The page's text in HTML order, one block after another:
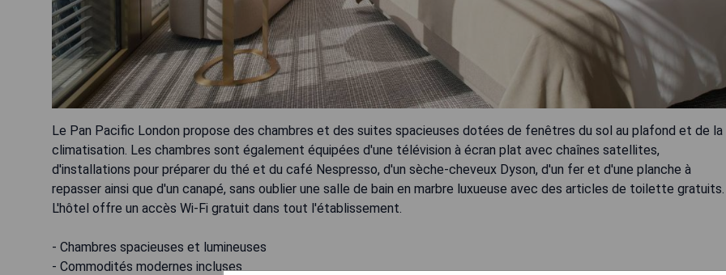
Le Pan Pacific London propose des chambres et des suites spacieuses dotées de fenêtres du sol au plafond et de la
climatisation. Les chambres sont également équipées d'une télévision à écran plat avec chaînes satellites,
d'installations pour préparer du thé et du café Nespresso, d'un sèche-cheveux Dyson, d'un fer et d'une planche à
repasser ainsi que d'un canapé, sans oublier une salle de bain en marbre luxueuse avec des articles de toilette gratuits.
L'hôtel offre un accès Wi-Fi gratuit dans tout l'établissement.
- Chambres spacieuses et lumineuses
- Commodités modernes incluses